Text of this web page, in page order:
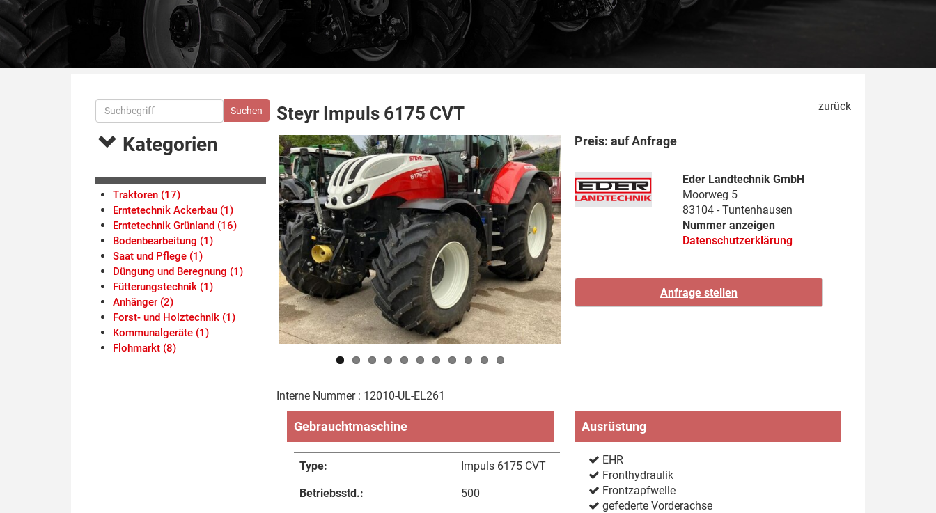
Kategorien
Traktoren (17)
Erntetechnik Ackerbau (1)
Erntetechnik Grünland (16)
Bodenbearbeitung (1)
Saat und Pflege (1)
Düngung und Beregnung (1)
Fütterungstechnik (1)
Anhänger (2)
Forst- und Holztechnik (1)
Kommunalgeräte (1)
Flohmarkt (8)
Steyr Impuls 6175 CVT zurück
Interne Nummer : 12010-UL-EL261
Preis: auf Anfrage
Eder Landtechnik GmbH
Moorweg 5
83104 - Tuntenhausen
Nummer anzeigen
Datenschutzerklärung
Gebrauchtmaschine
Type: Impuls 6175 CVT
Betriebsstd.: 500
Ausrüstung
EHR
Fronthydraulik
Frontzapfwelle
gefederte Vorderachse